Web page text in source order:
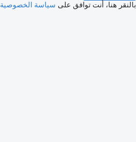
بالنقر هنا، أنت توافق على سياسة الخصوصية